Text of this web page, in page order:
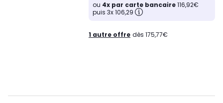
ou 4x par carte bancaire116,92€
puis 3x 106,29
1 autre offre dès 175,77€